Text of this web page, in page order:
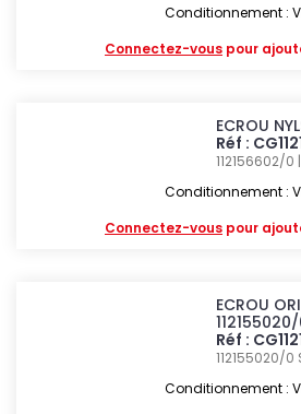
Conditionnement :
Connectez-vous pour
ECROU
Réf :
112156602/0
Conditionnement :
Connectez-vous pour
ECROU
Réf :
112155020/0
Conditionnement :